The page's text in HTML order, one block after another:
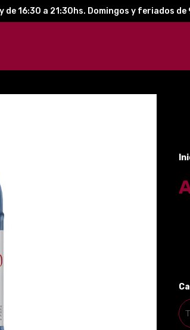
de 16:30 a 21:30hs. Domingos y feriados